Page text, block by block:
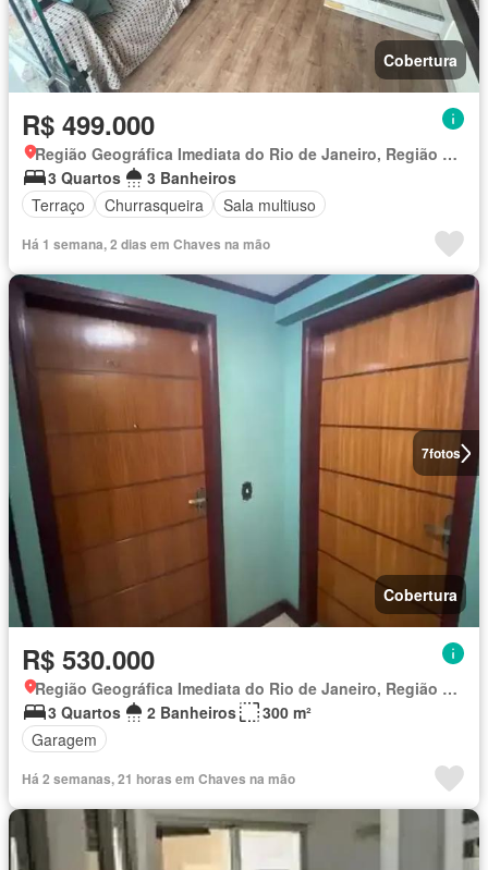
Cobertura
R$ 499.000
Região Geográfica Imediata do Rio de Janeiro, Região Metropolitana do Rio de Janeiro
3 Quartos
3 Banheiros
Terraço
Churrasqueira Sala multiuso
Há 1 semana, 2 dias em Chaves na mão
7fotos
Cobertura
R$ 530.000
Região Geográfica Imediata do Rio de Janeiro, Região Metropolitana do Rio de Janeiro
3 Quartos
2 Banheiros
300 m²
Garagem
Há 2 semanas, 21 horas em Chaves na mão